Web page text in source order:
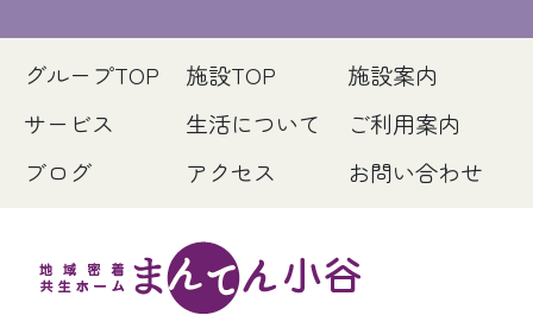
グループTOP 施設TOP
施設案内
サービス
生活について
ご利用案内
ブログ
アクセス お問い合わせ